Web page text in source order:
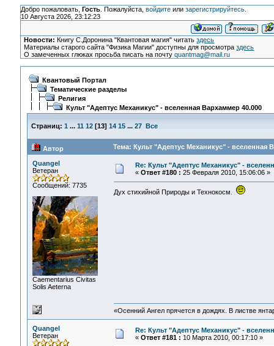
Добро пожаловать, Гость. Пожалуйста, войдитеили зарегистрируйтесь.
10 Августа 2026, 23:12:23
Новости: Книгу С.Доронина "Квантовая магия" читатьздесь
Материалы старого сайта "Физика Магии" доступны для просмотраздесь
О замеченных глюках просьба писать на почтуquantmag@mail.ru
Квантовый Портал
Тематические разделы
Религия
Культ "Адептус Механикус" - вселенная Вархаммер 40.000
Страниц: 1 ... 11 12[13] 14 15 ... 27 Все
Автор Тема: Культ "Адептус Механикус" - вселенная
Quangel
Ветеран
Сообщений: 7735
Сaementarius Civitas
Solis Aeterna
Re: Культ "Адептус Механикус" -
« Ответ #180 : 25 Февраля 2010, 15:06:06 »
Дух стихийной Природы и Технокосм.
«Осенний Ангел прячется в дождях. В листве
Quangel
Ветеран
Re: Культ "Адептус Механикус" -
« Ответ #181 : 10 Марта 2010, 00:17:10 »